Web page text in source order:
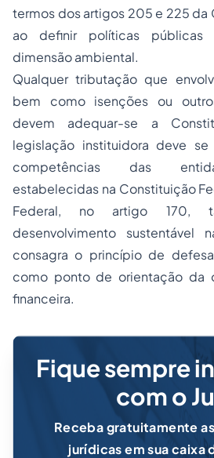
termos dos artigos 205 e 225 da
ao definir políticas públicas
dimensão ambiental.
Qualquer tributação que
bem como isenções ou
devem adequar-se a
legislação instituidora deve
competências das
estabelecidas na Constituição
Federal, no artigo 170,
desenvolvimento sustentável
consagra o princípio de
como ponto de orientação da
financeira.
Fique sempre
com o
Receba gratuitamente
jurídicas em sua caixa